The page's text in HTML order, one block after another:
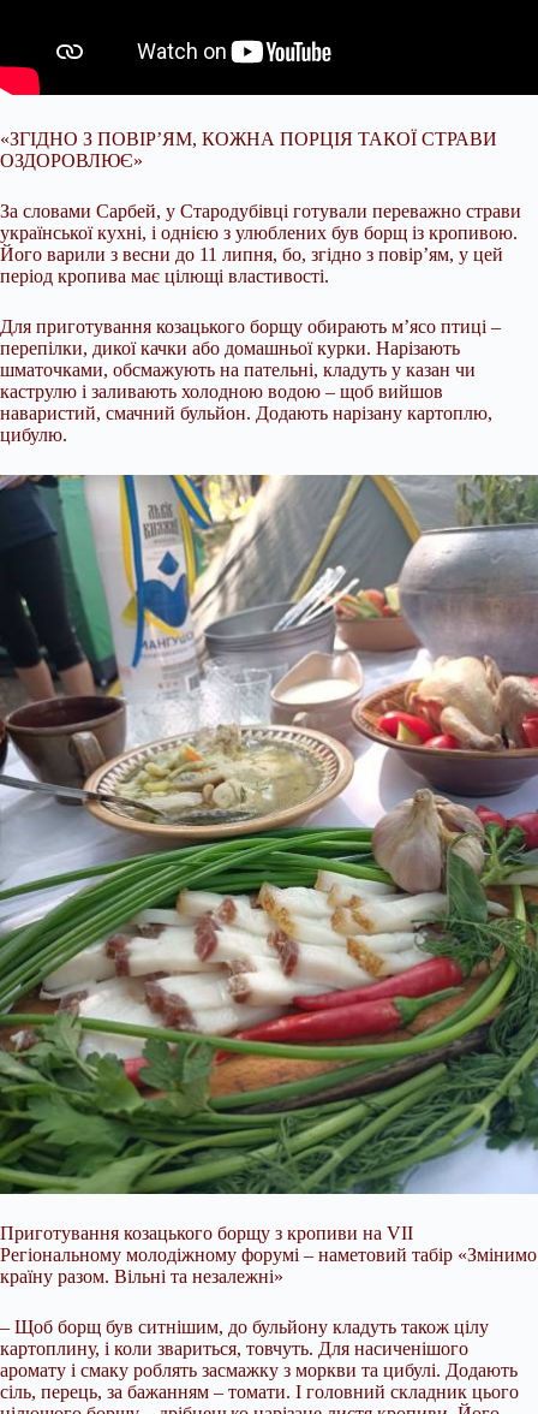
«ЗГІДНО З ПОВІР’ЯМ, КОЖНА ПОРЦІЯ ТАКОЇ СТРАВИ
ОЗДОРОВЛЮЄ»
За словами Сарбей, у Стародубівці готували переважно страви
української кухні, і однією з улюблених був борщ із кропивою.
Його варили з весни до 11 липня, бо, згідно з повір’ям, у цей
період кропива має цілющі властивості.
Для приготування козацького борщу обирають м’ясо птиці –
перепілки, дикої качки або домашньої курки. Нарізають
шматочками, обсмажують на пательні, кладуть у казан чи
каструлю і заливають холодною водою – щоб вийшов
наваристий, смачний бульйон. Додають нарізану картоплю,
цибулю.
Приготування козацького борщу з кропиви на VII
Регіональному молодіжному форумі – наметовий табір «Змінимо
країну разом. Вільні та незалежні»
– Щоб борщ був ситнішим, до бульйону кладуть також цілу
картоплину, і коли звариться, товчуть. Для насиченішого
аромату і смаку роблять засмажку з моркви та цибулі. Додають
сіль, перець, за бажанням – томати. І головний складник цього